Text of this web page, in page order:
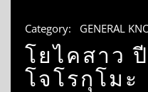
Category: GENERAL
โยไคสาว
โจโรกุโมะ